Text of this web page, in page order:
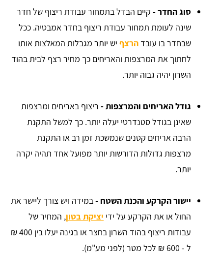
סוג החדר - קיים הבדל בתמחור עבודת ריצוף של חדר
שינה לעומת תמחור עבודת ריצוף בחדר אמבטיה. ככל
שבחדר בו עובד הרצף יש יותר מגבלות המאלצות אותו
לחתוך את המרצפות והאריחים כך מחיר רצף לבית בהוד
השרון יהיה גבוה יותר.
גודל האריחים והמרצפות - ריצוף באריחים ומרצפות
שאינן בגודל סטנדרטי יעלה יותר. כך למשל התקנת
הרבה אריחים קטנים שנמשכת זמן רב או התקנת
מרצפות גדולות הדורשות יותר מפועל אחד תהיה יקרה
יותר.
יישור הקרקע והכנת השטח - במידה ויש צורך ליישר את
החול או את הקרקע על ידי יציקת בטון, המחיר של
עבודות ריצוף בהוד השרון בחצר או בגינה יעלו בין 400 ₪
ל - 600 ₪ לכל מטר (לפני מע"מ).